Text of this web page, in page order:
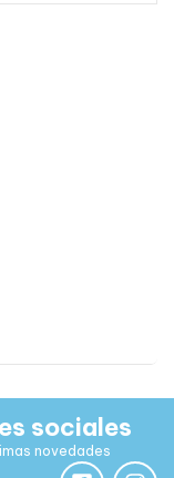
sociales
novedades